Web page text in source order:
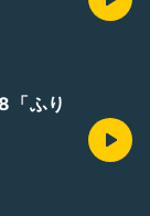
ふり